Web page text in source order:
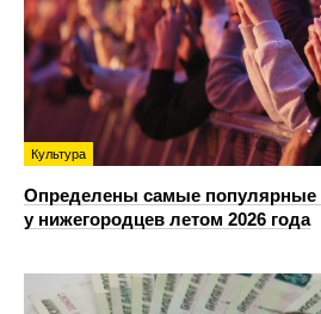
Культура
Определены самые популярные
у нижегородцев летом 2026 года